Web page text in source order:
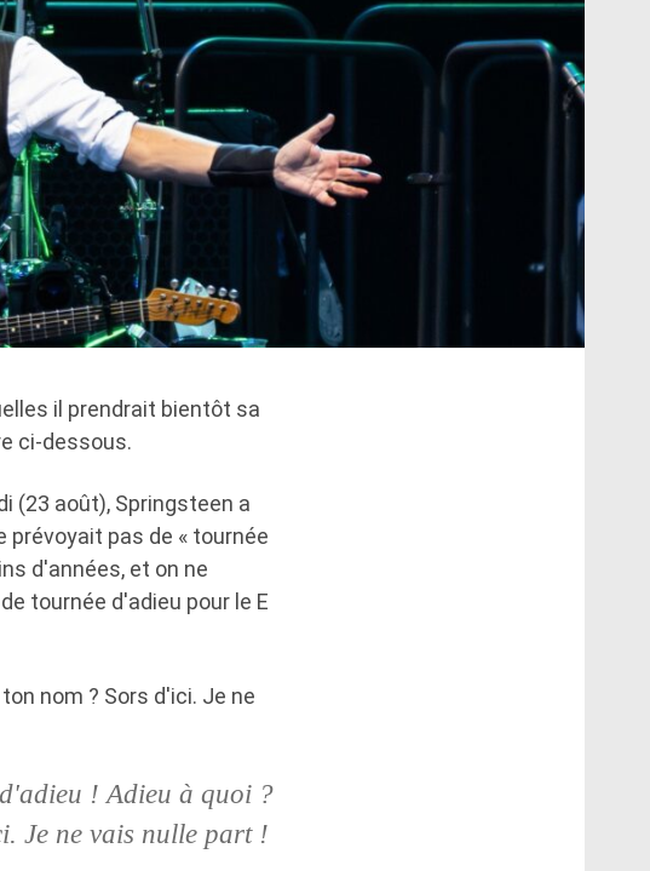
il prendrait bientôt sa
ci-dessous.
(23 août), Springsteen a
prévoyait pas de « tournée
d'années, et on ne
tournée d'adieu pour le E
nom ? Sors d'ici. Je ne
! Adieu à quoi ?
Je ne vais nulle part !